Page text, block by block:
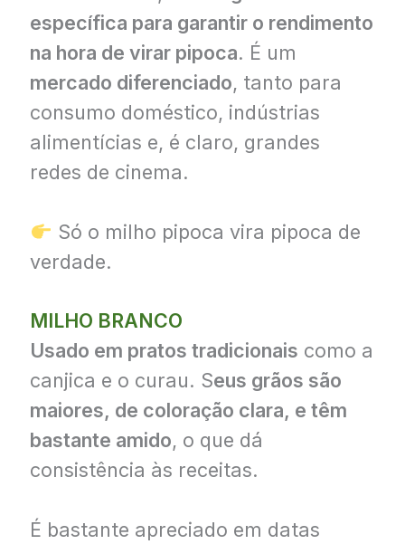
específica para garantir o rendimento
na hora de virar pipoca. É um
mercado diferenciado, tanto para
consumo doméstico, indústrias
alimentícias e, é claro, grandes
redes de cinema.
Só o milho pipoca vira pipoca de
verdade.
MILHO BRANCO
Usado em pratos tradicionais como a
canjica e o curau. Seus grãos são
maiores, de coloração clara, e têm
bastante amido, o que dá
consistência às receitas.
É bastante apreciado em datas